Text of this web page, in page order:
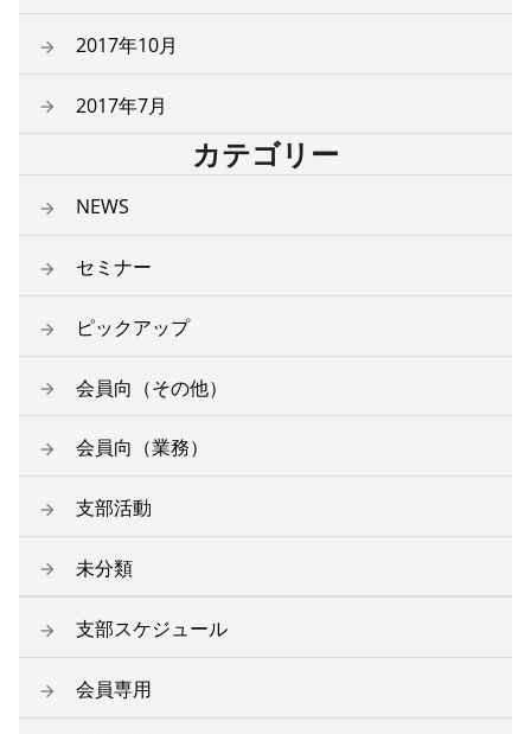
2017年10月
2017年7月
カテゴリー
NEWS
セミナー
ピックアップ
会員向（その他）
会員向（業務）
支部活動
未分類
支部スケジュール
会員専用